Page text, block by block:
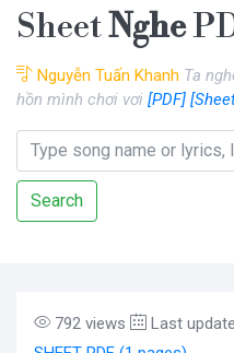
SheetNghe
Nguyễn Tuấn Khanh Ta
hồn mình chơi vơi [PDF]
Search
792 views Last